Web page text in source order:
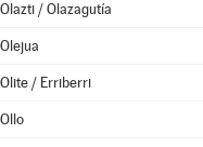
Olazti / Olazagutía
Olejua
Olite / Erriberri
Ollo